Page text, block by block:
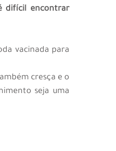
difícil encontrar
vacinada para
cresça e o
seja uma